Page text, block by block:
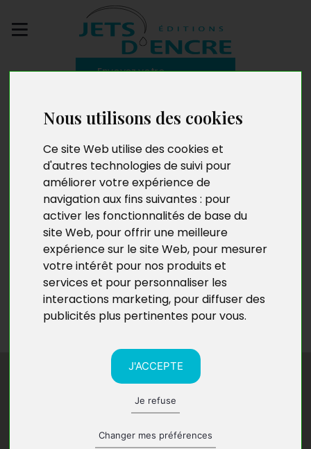
Nous utilisons des cookies
Ce site Web utilise des cookies et
d'autres technologies de suivi pour
améliorer votre expérience de
navigation aux fins suivantes : pour
activer les fonctionnalités de base du
site Web, pour offrir une meilleure
expérience sur le site Web, pour mesurer
votre intérêt pour nos produits et
services et pour personnaliser les
interactions marketing, pour diffuser des
publicités plus pertinentes pour vous.
J'ACCEPTE
Je refuse
Changer mes préférences
Envoyez votre
Simon
Né en 1961, Simon est peintre, écrivain et carnettiste. Il
a appris à lire, à dessiner, à écrire et à réparer une
chambre à air. Il publie son premier roman à 20 ans.
Gravement atteint par le virus du voyage, il a publié
une vingtaine de récits nomades ; après le Portugal et
le Sahara, l’Asie fut son principal terrain d’aventures.
Son premier roman policier –Cormoran– est le fruit
de cinquante années dans son port d’attache, la
banlieue – le 94.